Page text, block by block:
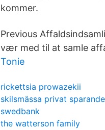
kommer.
Previous
vær med til at samle
Tonie
rickettsia prowazekii
skilsmässa privat sparande
swedbank
the watterson family